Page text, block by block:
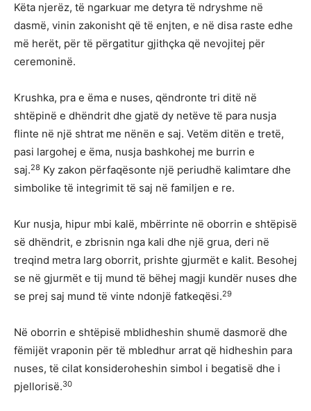
Këta njerëz, të ngarkuar me detyra të ndryshme në
dasmë, vinin zakonisht që të enjten, e në disa raste edhe
më herët, për të përgatitur gjithçka që nevojitej për
ceremoninë.
Krushka, pra e ëma e nuses, qëndronte tri ditë në
shtëpinë e dhëndrit dhe gjatë dy netëve të para nusja
flinte në një shtrat me nënën e saj. Vetëm ditën e tretë,
pasi largohej e ëma, nusja bashkohej me burrin e
saj.28 Ky zakon përfaqësonte një periudhë kalimtare dhe
simbolike të integrimit të saj në familjen e re.
Kur nusja, hipur mbi kalë, mbërrinte në oborrin e shtëpisë
së dhëndrit, e zbrisnin nga kali dhe një grua, deri në
treqind metra larg oborrit, prishte gjurmët e kalit. Besohej
se në gjurmët e tij mund të bëhej magji kundër nuses dhe
se prej saj mund të vinte ndonjë fatkeqësi.29
Në oborrin e shtëpisë mblidheshin shumë dasmorë dhe
fëmijët vraponin për të mbledhur arrat që hidheshin para
nuses, të cilat konsideroheshin simbol i begatisë dhe i
pjellorisë.30